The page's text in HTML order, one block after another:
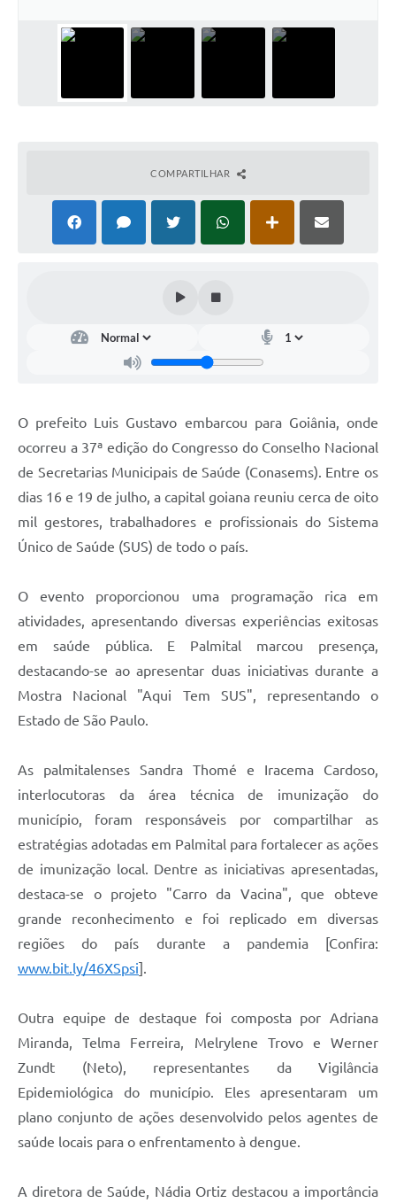
COMPARTILHAR
O prefeito Luis Gustavo embarcou para Goiânia, onde
ocorreu a 37ª edição do Congresso do Conselho Nacional
de Secretarias Municipais de Saúde (Conasems). Entre os
dias 16 e 19 de julho, a capital goiana reuniu cerca de oito
mil gestores, trabalhadores e profissionais do Sistema
Único de Saúde (SUS) de todo o país.
O evento proporcionou uma programação rica em
atividades, apresentando diversas experiências exitosas
em saúde pública. E Palmital marcou presença,
destacando-se ao apresentar duas iniciativas durante a
Mostra Nacional "Aqui Tem SUS", representando o
Estado de São Paulo.
As palmitalenses Sandra Thomé e Iracema Cardoso,
interlocutoras da área técnica de imunização do
município, foram responsáveis por compartilhar as
estratégias adotadas em Palmital para fortalecer as ações
de imunização local. Dentre as iniciativas apresentadas,
destaca-se o projeto "Carro da Vacina", que obteve
grande reconhecimento e foi replicado em diversas
regiões do país durante a pandemia [Confira:
www.bit.ly/46XSpsi].
Outra equipe de destaque foi composta por Adriana
Miranda, Telma Ferreira, Melrylene Trovo e Werner
Zundt (Neto), representantes da Vigilância
Epidemiológica do município. Eles apresentaram um
plano conjunto de ações desenvolvido pelos agentes de
saúde locais para o enfrentamento à dengue.
A diretora de Saúde, Nádia Ortiz destacou a importância